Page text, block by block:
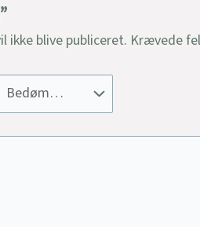
ikke blive publiceret. Krævede